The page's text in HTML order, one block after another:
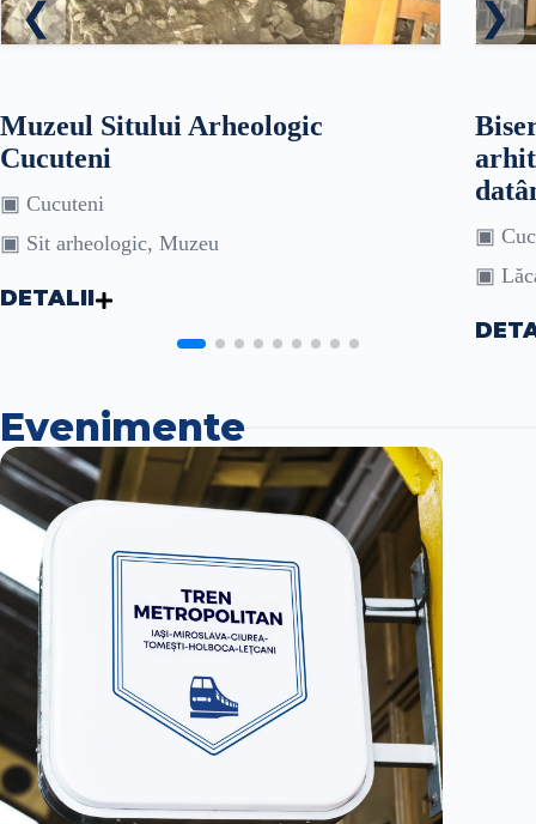
Muzeul Sitului Arheologic
Cucuteni
▣ Cucuteni
▣ Sit arheologic, Muzeu
DETALII
▣
▣
Evenimente